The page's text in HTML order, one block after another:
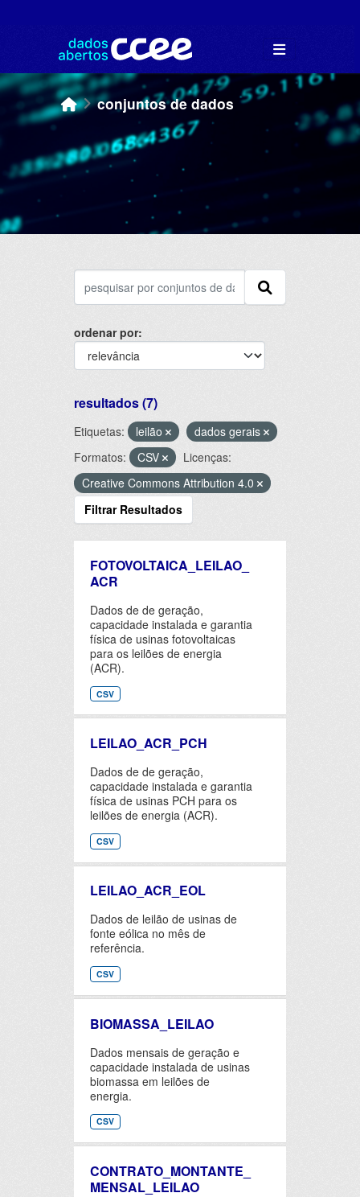
conjuntos de dados
ordenar por
resultados (7)
Etiquetas: leilão
dados gerais
Formatos:
CSV
Licenças:
Creative Commons Attribution 4.0
Filtrar Resultados
FOTOVOLTAICA_LEILAO_
ACR
Dados de de geração,
capacidade instalada e garantia
física de usinas fotovoltaicas
para os leilões de energia
(ACR).
CSV
LEILAO_ACR_PCH
Dados de de geração,
capacidade instalada e garantia
física de usinas PCH para os
leilões de energia (ACR).
CSV
LEILAO_ACR_EOL
Dados de leilão de usinas de
fonte eólica no mês de
referência.
CSV
BIOMASSA_LEILAO
Dados mensais de geração e
capacidade instalada de usinas
biomassa em leilões de
energia.
CSV
CONTRATO_MONTANTE_
MENSAL_LEILAO